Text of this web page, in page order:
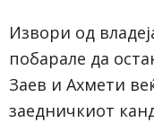
Извори од
побарале да
Заев и Ахмети
заедничкиот